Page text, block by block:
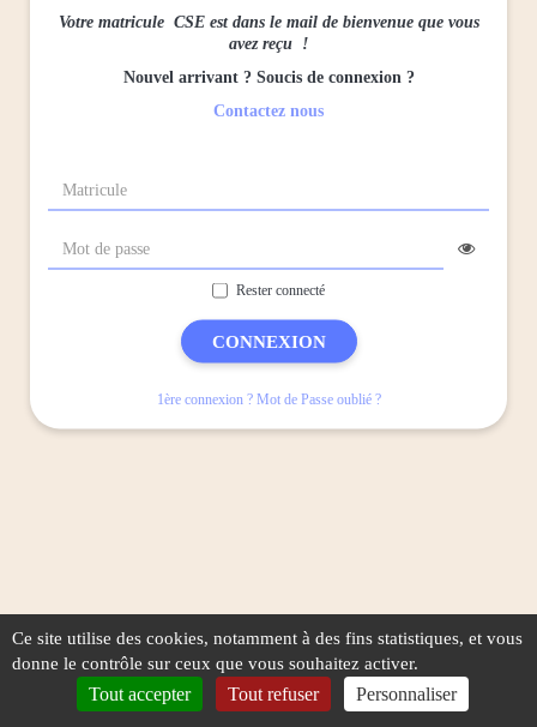
Votre matricule CSE est dans le mail de bienvenue que vous
avez reçu !
Nouvel arrivant ? Soucis de connexion ?
Contactez nous
Rester connecté
CONNEXION
1ère connexion ? Mot de Passe oublié ?
Ce site utilise des cookies, notamment à des fins statistiques, et vous
donne le contrôle sur ceux que vous souhaitez activer.
Tout accepter Tout refuser Personnaliser